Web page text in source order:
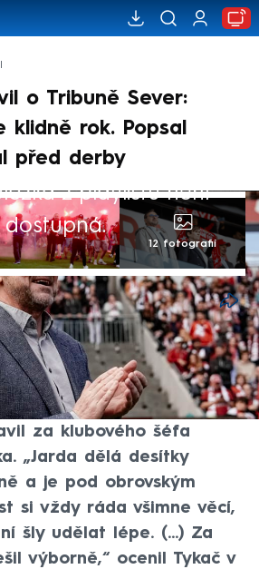
o Tribuně Sever:
klidně rok. Popsal
před derby
z playlistu není
dostupná.
12 fotografií
Slavie a miliardář Pavel
komentoval dění po
derby se Spartou a
za klubového šéfa
„Jarda dělá desítky
a je pod obrovským
si vždy ráda všimne věcí,
šly udělat lépe. (...) Za
výborně,“ ocenil Tykač v